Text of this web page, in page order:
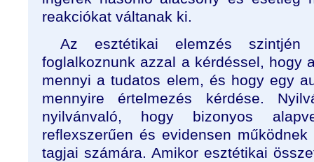
reakciókat váltanak ki.
Az esztétikai elemzés
foglalkoznunk azzal a kérdéssel, hogy
mennyi a tudatos elem, és hogy egy
mennyire értelmezés kérdése.
nyilvánvaló, hogy bizonyos
reflexszerűen és evidensen
tagjai számára. Amikor esztétikai